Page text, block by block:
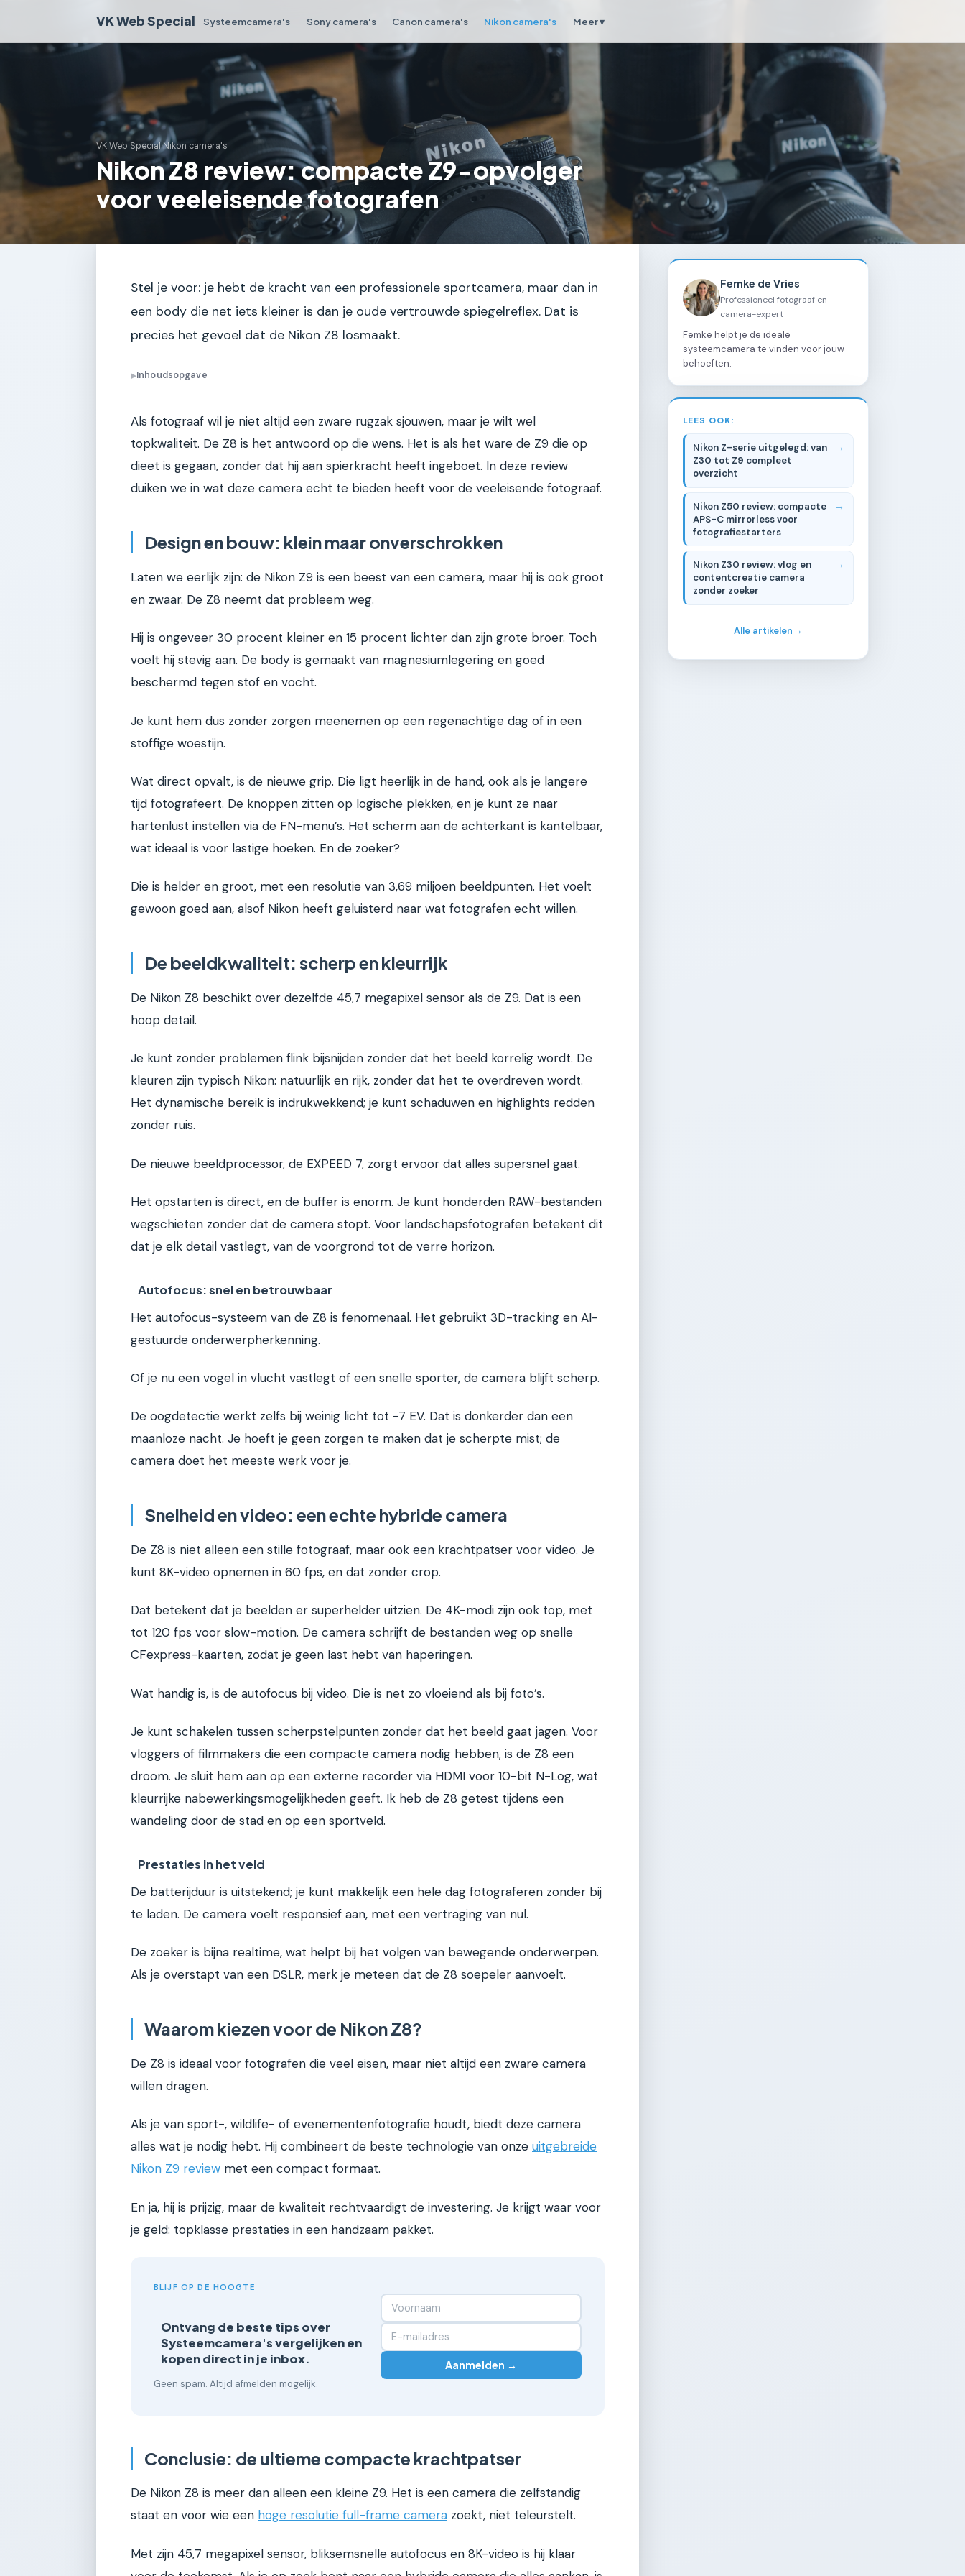
VK Web Special Systeemcamera's Sony camera's Canon camera's Nikon camera's Meer ▾
VK Web Special›Nikon camera's
Nikon Z8 review: compacte Z9-opvolger
voor veeleisende fotografen
Stel je voor: je hebt de kracht van een professionele sportcamera, maar dan in
een body die net iets kleiner is dan je oude vertrouwde spiegelreflex. Dat is
precies het gevoel dat de Nikon Z8 losmaakt.
▶Inhoudsopgave
Als fotograaf wil je niet altijd een zware rugzak sjouwen, maar je wilt wel
topkwaliteit. De Z8 is het antwoord op die wens. Het is als het ware de Z9 die op
dieet is gegaan, zonder dat hij aan spierkracht heeft ingeboet. In deze review
duiken we in wat deze camera echt te bieden heeft voor de veeleisende fotograaf.
Design en bouw: klein maar onverschrokken
Laten we eerlijk zijn: de Nikon Z9 is een beest van een camera, maar hij is ook groot
en zwaar. De Z8 neemt dat probleem weg.
Hij is ongeveer 30 procent kleiner en 15 procent lichter dan zijn grote broer. Toch
voelt hij stevig aan. De body is gemaakt van magnesiumlegering en goed
beschermd tegen stof en vocht.
Je kunt hem dus zonder zorgen meenemen op een regenachtige dag of in een
stoffige woestijn.
Wat direct opvalt, is de nieuwe grip. Die ligt heerlijk in de hand, ook als je langere
tijd fotografeert. De knoppen zitten op logische plekken, en je kunt ze naar
hartenlust instellen via de FN-menu’s. Het scherm aan de achterkant is kantelbaar,
wat ideaal is voor lastige hoeken. En de zoeker?
Die is helder en groot, met een resolutie van 3,69 miljoen beeldpunten. Het voelt
gewoon goed aan, alsof Nikon heeft geluisterd naar wat fotografen echt willen.
De beeldkwaliteit: scherp en kleurrijk
De Nikon Z8 beschikt over dezelfde 45,7 megapixel sensor als de Z9. Dat is een
hoop detail.
Je kunt zonder problemen flink bijsnijden zonder dat het beeld korrelig wordt. De
kleuren zijn typisch Nikon: natuurlijk en rijk, zonder dat het te overdreven wordt.
Het dynamische bereik is indrukwekkend; je kunt schaduwen en highlights redden
zonder ruis.
De nieuwe beeldprocessor, de EXPEED 7, zorgt ervoor dat alles supersnel gaat.
Het opstarten is direct, en de buffer is enorm. Je kunt honderden RAW-bestanden
wegschieten zonder dat de camera stopt. Voor landschapsfotografen betekent dit
dat je elk detail vastlegt, van de voorgrond tot de verre horizon.
Autofocus: snel en betrouwbaar
Het autofocus-systeem van de Z8 is fenomenaal. Het gebruikt 3D-tracking en AI-
gestuurde onderwerpherkenning.
Of je nu een vogel in vlucht vastlegt of een snelle sporter, de camera blijft scherp.
De oogdetectie werkt zelfs bij weinig licht tot -7 EV. Dat is donkerder dan een
maanloze nacht. Je hoeft je geen zorgen te maken dat je scherpte mist; de
camera doet het meeste werk voor je.
Snelheid en video: een echte hybride camera
De Z8 is niet alleen een stille fotograaf, maar ook een krachtpatser voor video. Je
kunt 8K-video opnemen in 60 fps, en dat zonder crop.
Dat betekent dat je beelden er superhelder uitzien. De 4K-modi zijn ook top, met
tot 120 fps voor slow-motion. De camera schrijft de bestanden weg op snelle
CFexpress-kaarten, zodat je geen last hebt van haperingen.
Wat handig is, is de autofocus bij video. Die is net zo vloeiend als bij foto’s.
Je kunt schakelen tussen scherpstelpunten zonder dat het beeld gaat jagen. Voor
vloggers of filmmakers die een compacte camera nodig hebben, is de Z8 een
droom. Je sluit hem aan op een externe recorder via HDMI voor 10-bit N-Log, wat
kleurrijke nabewerkingsmogelijkheden geeft. Ik heb de Z8 getest tijdens een
wandeling door de stad en op een sportveld.
Prestaties in het veld
De batterijduur is uitstekend; je kunt makkelijk een hele dag fotograferen zonder bij
te laden. De camera voelt responsief aan, met een vertraging van nul.
De zoeker is bijna realtime, wat helpt bij het volgen van bewegende onderwerpen.
Als je overstapt van een DSLR, merk je meteen dat de Z8 soepeler aanvoelt.
Waarom kiezen voor de Nikon Z8?
De Z8 is ideaal voor fotografen die veel eisen, maar niet altijd een zware camera
willen dragen.
Als je van sport-, wildlife- of evenementenfotografie houdt, biedt deze camera
alles wat je nodig hebt. Hij combineert de beste technologie van onze uitgebreide
Nikon Z9 review met een compact formaat.
En ja, hij is prijzig, maar de kwaliteit rechtvaardigt de investering. Je krijgt waar voor
je geld: topklasse prestaties in een handzaam pakket.
BLIJF OP DE HOOGTE
Ontvang de beste tips over
Systeemcamera's vergelijken en
kopen direct in je inbox.
Geen spam. Altijd afmelden mogelijk.
Aanmelden →
Conclusie: de ultieme compacte krachtpatser
De Nikon Z8 is meer dan alleen een kleine Z9. Het is een camera die zelfstandig
staat en voor wie een hoge resolutie full-frame camera zoekt, niet teleurstelt.
Met zijn 45,7 megapixel sensor, bliksemsnelle autofocus en 8K-video is hij klaar
Femke de Vries
Professioneel fotograaf en
camera-expert
Femke helpt je de ideale
systeemcamera te vinden voor jouw
behoeften.
LEES OOK:
Nikon Z-serie uitgelegd: van
Z30 tot Z9 compleet
overzicht
Nikon Z50 review: compacte
APS-C mirrorless voor
fotografiestarters
Nikon Z30 review: vlog en
contentcreatie camera
zonder zoeker
Alle artikelen